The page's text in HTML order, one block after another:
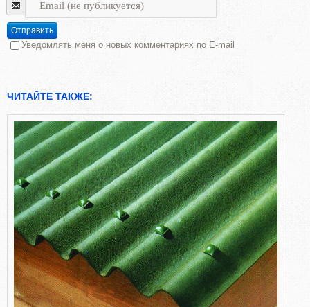
Отправить
Уведомлять меня о новых комментариях по E-mail
ЧИТАЙТЕ ТАКЖЕ: